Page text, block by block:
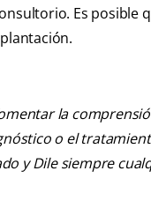
Es
la
o el
y Dile siempre